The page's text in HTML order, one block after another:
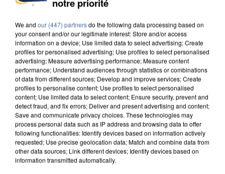
MAFIA INTERPELLÉ EN ALGÉRIE
We and our (447) partnersdo the following data processing based on
your consent and/or our legitimate interest: Store and/or access
information on a device; Use limited data to select advertising; Create
profiles for personalised advertising; Use profiles to select personalised
advertising; Measure advertising performance; Measure content
performance; Understand audiences through statistics or combinations
of data from different sources; Develop and improve services; Create
profiles to personalise content; Use profiles to select personalised
content; Use limited data to select content; Ensure security, prevent and
detect fraud, and fix errors; Deliver and present advertising and content;
Save and communicate privacy choices. These technologies may
process personal data such as IP address and browsing data to offer
following functionalities: Identify devices based on information actively
requested; Use precise geolocation data; Match and combine data from
other data sources; Link different devices; Identify devices based on
information transmitted automatically.